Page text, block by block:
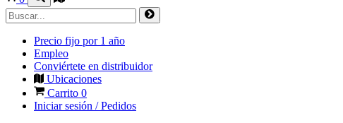
Precio fijo por 1 año
Empleo
Conviértete en distribuidor
Ubicaciones
Carrito 0
Iniciar sesión / Pedidos